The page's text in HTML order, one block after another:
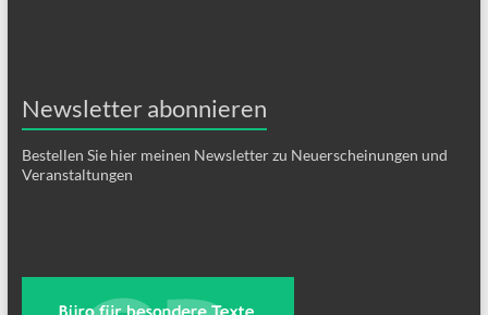
Newsletter abonnieren
Bestellen Sie hier meinen Newsletter zu Neuerscheinungen und
Veranstaltungen